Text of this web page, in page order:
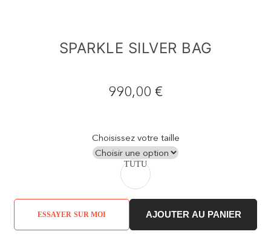
SPARKLE SILVER BAG
990,00 €
Choisissez votre taille
TUTU
ESSAYER SUR MOI AJOUTER AU PANIER